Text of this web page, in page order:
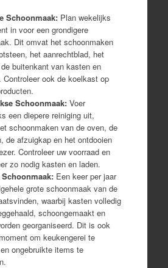
Schoonmaak:Plan wekelijks
in voor een grondigere
Dit omvat het schoonmaken
het aanrechtblad, het
buitenkant van kasten en
Controleer ook de koelkast op
Schoonmaak:Voer
een diepere reiniging uit,
schoonmaken van de oven, de
de afzuigkap en het ontdooien
Controleer uw voorraad en
zo nodig kasten en laden.
Een keer per jaar
grote schoonmaak van de
waarbij kasten volledig
schoongemaakt en
georganiseerd. Dit is ook
om keukengerei te
ongebruikte items te